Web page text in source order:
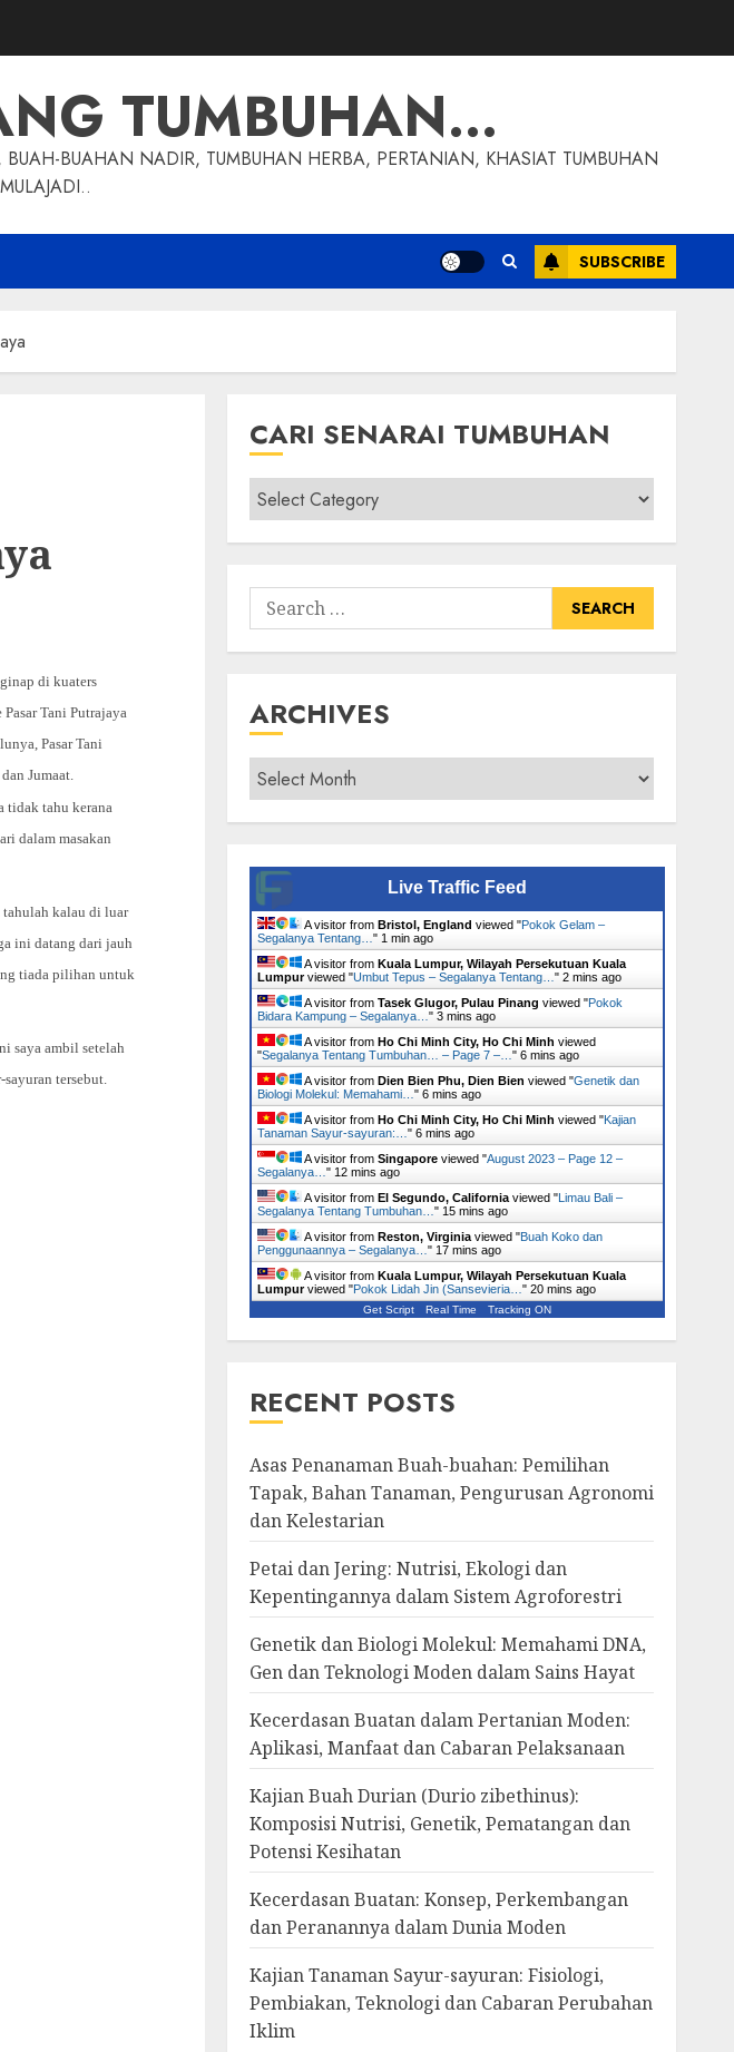
TUMBUHAN…
BUAHAN NADIR, TUMBUHAN HERBA, PERTANIAN, KHASIAT TUMBUHAN
SUBSCRIBE
di kuaters
Tani Putrajaya
Pasar Tani
Jumaat.
tidak tahu kerana
dalam masakan
tahulah kalau di luar
ini datang dari jauh
tiada pilihan untuk
saya ambil setelah
tersebut.
CARI SENARAI TUMBUHAN
Cari
Senarai
Tumbuhan
Search
for:
ARCHIVES
Archives
Live Traffic Feed
A visitor from Bristol, England viewed "Pokok Gelam –
Segalanya Tentang… " 1 min ago
A visitor from Kuala Lumpur, Wilayah Persekutuan Kuala
Lumpurviewed "Umbut Tepus – Segalanya Tentang… " 2 mins ago
A visitor from Tasek Glugor, Pulau Pinang viewed "Pokok
Bidara Kampung – Segalanya… " 3 mins ago
A visitor from Ho Chi Minh City, Ho Chi Minh viewed
"Segalanya Tentang Tumbuhan… – Page 7 –… " 6 mins ago
A visitor from Dien Bien Phu, Dien Bien viewed "Genetik dan
Biologi Molekul: Memahami… " 6 mins ago
A visitor from Ho Chi Minh City, Ho Chi Minh viewed "Kajian
Tanaman Sayur-sayuran:… " 6 mins ago
A visitor from Singaporeviewed "August 2023 – Page 12 –
Segalanya… " 12 mins ago
A visitor from El Segundo, Californiaviewed "Limau Bali –
Segalanya Tentang Tumbuhan… " 15 mins ago
A visitor from Reston, Virginiaviewed "Buah Koko dan
Penggunaannya – Segalanya… " 17 mins ago
A visitor from Kuala Lumpur, Wilayah Persekutuan Kuala
Lumpurviewed "Pokok Lidah Jin (Sansevieria… " 20 mins ago
Get Script Real Time Tracking ON
RECENT POSTS
Asas Penanaman Buah-buahan: Pemilihan
Tapak, Bahan Tanaman, Pengurusan Agronomi
dan Kelestarian
Petai dan Jering: Nutrisi, Ekologi dan
Kepentingannya dalam Sistem Agroforestri
Genetik dan Biologi Molekul: Memahami DNA,
Gen dan Teknologi Moden dalam Sains Hayat
Kecerdasan Buatan dalam Pertanian Moden:
Aplikasi, Manfaat dan Cabaran Pelaksanaan
Kajian Buah Durian (Durio zibethinus):
Komposisi Nutrisi, Genetik, Pematangan dan
Potensi Kesihatan
Kecerdasan Buatan: Konsep, Perkembangan
dan Peranannya dalam Dunia Moden
Kajian Tanaman Sayur-sayuran: Fisiologi,
Pembiakan, Teknologi dan Cabaran Perubahan
Iklim